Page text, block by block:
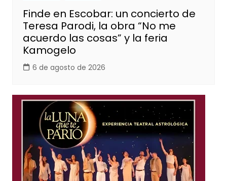
Finde en Escobar: un concierto de
Teresa Parodi, la obra “No me
acuerdo las cosas” y la feria
Kamogelo
6 de agosto de 2026